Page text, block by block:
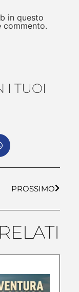
in questo
commento.
I TUOI
PROSSIMO